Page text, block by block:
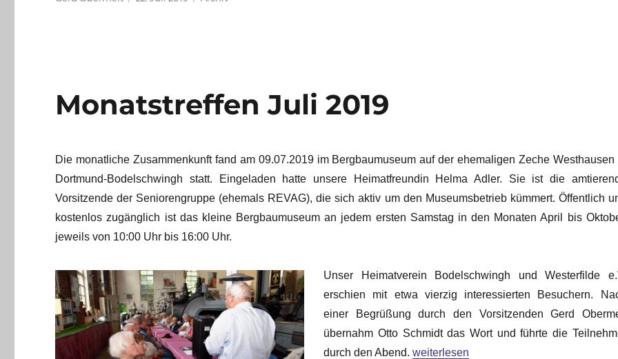
Monatstreffen Juli 2019
Die monatliche Zusammenkunft fand am 09.07.2019 im Bergbaumuseum auf der ehemaligen Zeche Westhausen
Dortmund-Bodelschwingh statt. Eingeladen hatte unsere Heimatfreundin Helma Adler. Sie ist die
Vorsitzende der Seniorengruppe (ehemals REVAG), die sich aktiv um den Museumsbetrieb kümmert. Öffentlich
kostenlos zugänglich ist das kleine Bergbaumuseum an jedem ersten Samstag in den Monaten April bis
jeweils von 10:00 Uhr bis 16:00 Uhr.
Unser Heimatverein Bodelschwingh und Westerfilde
erschien mit etwa vierzig interessierten Besuchern.
einer Begrüßung durch den Vorsitzenden Gerd
übernahm Otto Schmidt das Wort und führte die
durch den Abend. „Monatstreffen Juli 2019“
weiterlesen